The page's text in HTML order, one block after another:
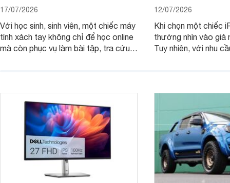
17/07/2026
Với học sinh, sinh viên, một chiếc máy
tính xách tay không chỉ để học online
mà còn phục vụ làm bài tập, tra cứu,
thay vì chỉ so sánh cấu hình trên giấy.
12/07/2026
Khi chọn một chiếc
thường nhìn vào
Tuy nhiên, với nhu
không, dùng được